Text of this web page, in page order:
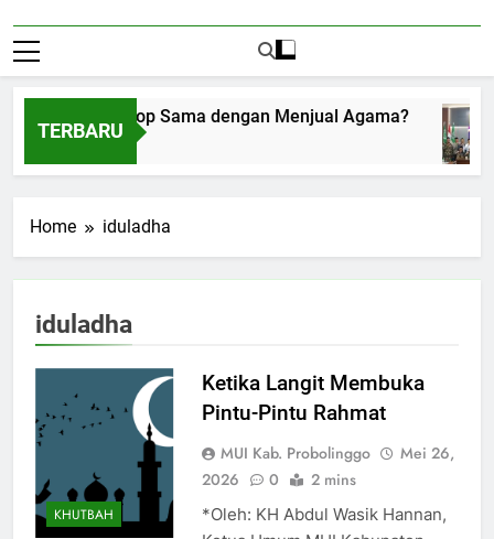
TERBARU
Menerima Amplop Sama dengan Menjual Agama?
Agustus 1, 2026
Home iduladha
iduladha
KHUTBAH
Ketika Langit Membuka
Pintu-Pintu Rahmat
MUI Kab. Probolinggo
Mei 26,
2026
0 2 mins
*Oleh: KH Abdul Wasik Hannan,